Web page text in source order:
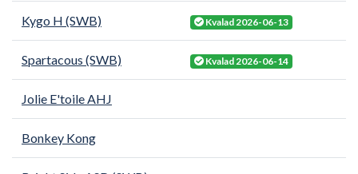
Kygo H (SWB) Kvalad 2026-06-13
Spartacous (SWB) Kvalad 2026-06-14
Jolie E'toile AHJ
Bonkey Kong